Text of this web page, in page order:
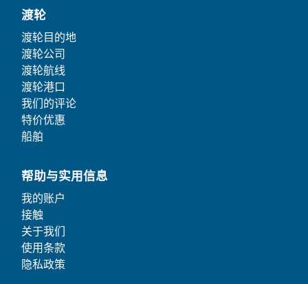
渡轮
渡轮目的地
渡轮公司
渡轮航线
渡轮港口
我们的评论
特价优惠
船舶
帮助与实用信息
我的账户
接触
关于我们
使用条款
隐私政策